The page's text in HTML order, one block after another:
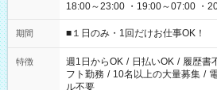
18:00～23:00 ・19:00～07:00 ・
etc ★最短で3時間で5,120円のお仕事から 15時間で2万円近く稼
げるお仕事も！ ご希望のお時間に合わせてご紹介！ ※シフトは
ください！
期間 ■１日のみ・1回だけお仕事OK！
特徴 週1日からOK / 日払いOK / 履歴書
フト勤務 / 10名以上の大量募集 /
ル不要